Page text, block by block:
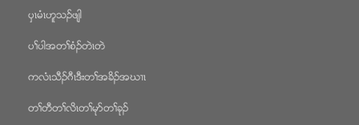
ပွၚမံၚဟူသဥဖ်ါ
ပႈပါအတႈစံဥတဲၚတဲ
ကလံၚသီဥဂီၚဒီးတႈအခိဥအဃ႕ၚ
တႈတီတႈလိၚတႈမုဏတႈခုဥ